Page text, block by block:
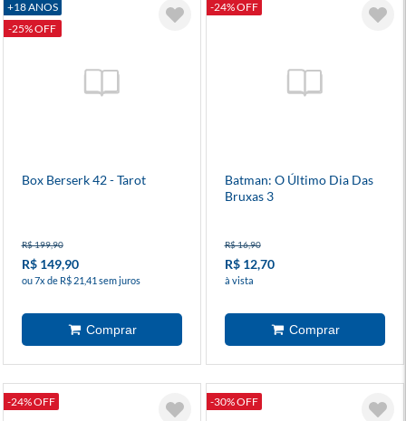
+18 ANOS
-25% OFF
Box Berserk 42 - Tarot
R$ 199,90
R$ 149,90
ou 7x de R$ 21,41 sem juros
-24% OFF
Batman: O Último Dia Das
Bruxas 3
R$ 16,90
R$ 12,70
à vista
-24% OFF -30% OFF